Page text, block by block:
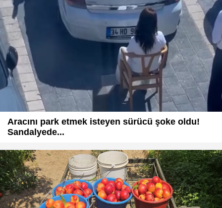
Aracını park etmek isteyen sürücü şoke oldu!
Sandalyede...